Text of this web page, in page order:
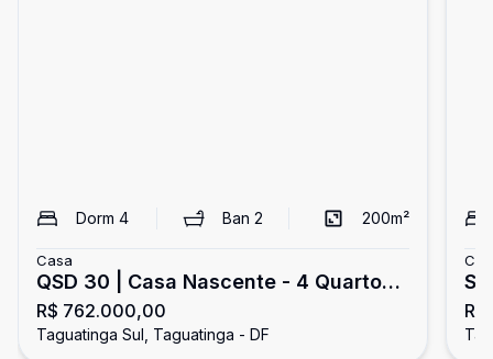
Dorm 4 Ban2 200m²
Casa
QSD 30 | Casa Nascente - 4 Quartos -
2 Suítes - Próximo ao metrô |
Taguatinga Sul
R$ 762.000,00
Taguatinga Sul, Taguatinga - DF